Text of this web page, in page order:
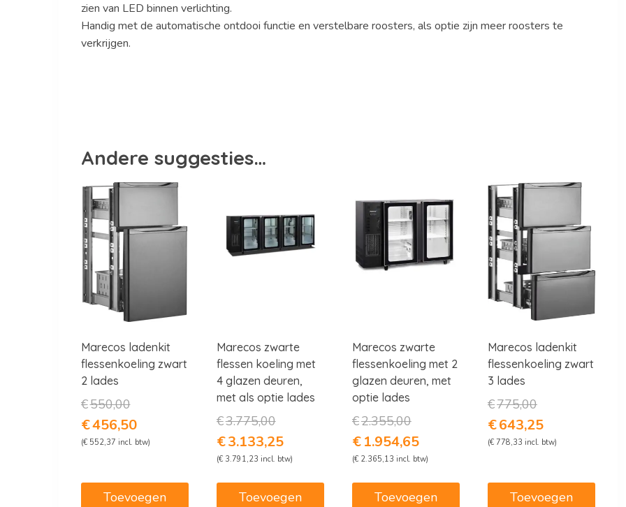
zien van LED binnen verlichting.
Handig met de automatische ontdooi functie en verstelbare roosters, als optie zijn meer roosters te
verkrijgen.
Andere suggesties…
Marecos ladenkit
flessenkoeling zwart
2 lades
€550,00Oorspronkelijke
was:
€550,00.
€456,50Huidige
prijs
(€ 552,37 incl. btw)
Toevoegen
Marecos zwarte
flessen koeling met
4 glazen deuren,
met als optie lades
€3.775,00Oorspronkelijke
was:
€3.775,00.
€3.133,25Huidige
prijs
is:
€3.133,25.
(€ 3.791,23 incl. btw)
Toevoegen
Marecos zwarte
flessenkoeling met 2
glazen deuren, met
optie lades
€2.355,00Oorspronkelijke
was:
€2.355,00.
€1.954,65Huidige
prijs
is:
€1.954,65.
(€ 2.365,13 incl. btw)
Toevoegen
Marecos ladenkit
flessenkoeling zwart
3 lades
€775,00Oorspronkelijke
was:
€775,00.
€643,25
prijs
(€ 778,33 incl. btw)
Toevoegen